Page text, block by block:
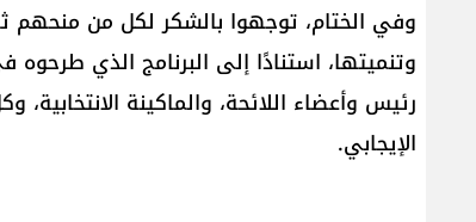
وفي الختام، توجهوا بالشكر لكل من منحهم
وتنميتها، استنادًا إلى البرنامج الذي
رئيس وأعضاء اللائحة، والماكينة الانتخابية،
الإيجابي.